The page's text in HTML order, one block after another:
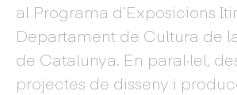
al Programa d’Exposicions
Departament de Cultura de
de Catalunya. En paral·lel,
projectes de disseny i